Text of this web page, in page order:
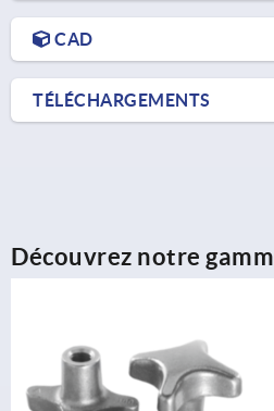
CAD
TÉLÉCHARGEMENTS
Découvrez notre